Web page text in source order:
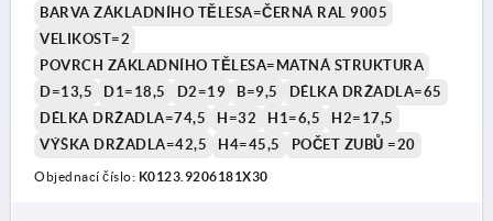
BARVA ZÁKLADNÍHO TĚLESA=ČERNÁ RAL 9005
VELIKOST=2
POVRCH ZÁKLADNÍHO TĚLESA=MATNÁ STRUKTURA
D=13,5
D1=18,5 D2=19 B=9,5
DÉLKA DRŽADLA=65
DÉLKA DRŽADLA=74,5
H=32 H1=6,5
H2=17,5
VÝŠKA DRŽADLA=42,5
H4=45,5 POČET ZUBŮ =20
Objednací číslo: K0123.9206181X30